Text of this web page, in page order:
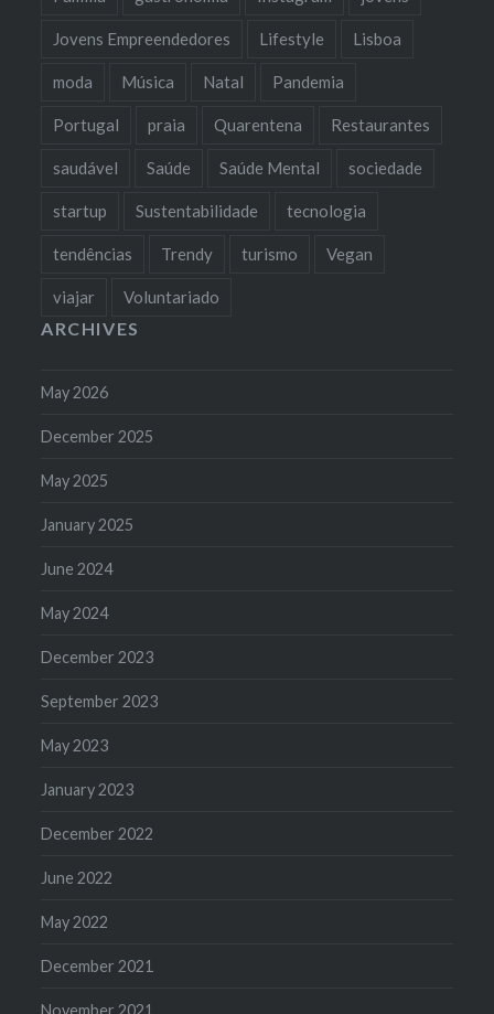
Jovens Empreendedores Lifestyle Lisboa
moda Música Natal Pandemia
Portugal praia Quarentena Restaurantes
saudável Saúde Saúde Mental sociedade
startup Sustentabilidade tecnologia
tendências Trendy turismo Vegan
viajar Voluntariado
ARCHIVES
May 2026
December 2025
May 2025
January 2025
June 2024
May 2024
December 2023
September 2023
May 2023
January 2023
December 2022
June 2022
May 2022
December 2021
November 2021